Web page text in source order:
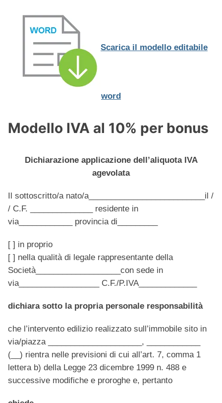
Scarica il modello editabile
word
Modello IVA al 10% per bonus
Dichiarazione applicazione dell’aliquota IVA
agevolata
Il sottoscritto/a nato/a__________________________il /
/ C.F. ______________ residente in
via____________ provincia di_________
[ ] in proprio
[ ] nella qualità di legale rappresentante della
Società___________________con sede in
via__________________ C.F./P.IVA_____________
dichiara sotto la propria personale responsabilità
che l’intervento edilizio realizzato sull’immobile sito in
via/piazza _____________________, ____________
(__) rientra nelle previsioni di cui all’art. 7, comma 1
lettera b) della Legge 23 dicembre 1999 n. 488 e
successive modifiche e proroghe e, pertanto